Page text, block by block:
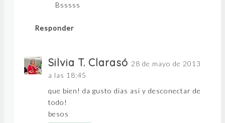
Bsssss
Responder
Silvia T. Clarasó 28 de mayo de 2013
a las 18:45
que bien! da gusto dias asi y desconectar de
todo!
besos